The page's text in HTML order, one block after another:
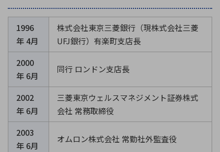
1996
年 4月
株式会社東京三菱銀行（現株式会社三菱
UFJ銀行）有楽町支店長
2000
年 6月
同行 ロンドン支店長
2002
年 6月
三菱東京ウェルスマネジメント証券株式
会社 常務取締役
2003
年 6月
オムロン株式会社 常勤社外監査役